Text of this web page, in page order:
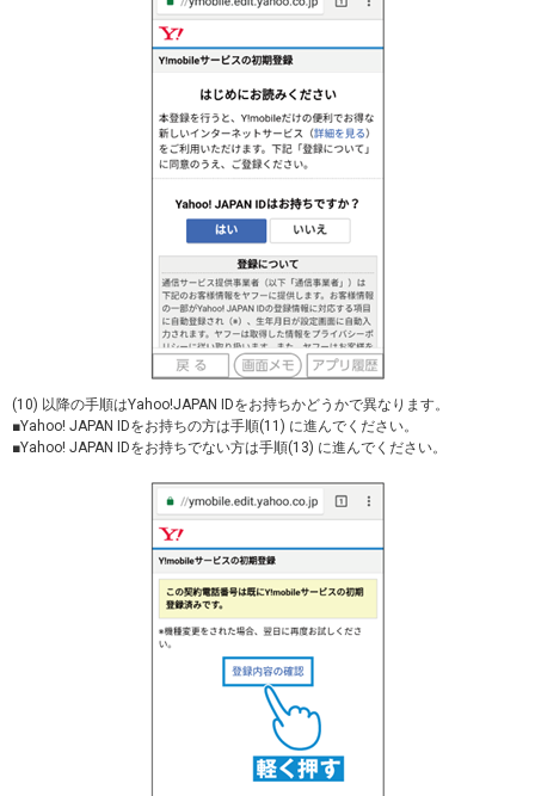
(10) 以降の手順はYahoo!JAPAN IDをお持ちかどうかで異なります。
■Yahoo! JAPAN IDをお持ちの方は手順(11) に進んでください。
■Yahoo! JAPAN IDをお持ちでない方は手順(13) に進んでください。